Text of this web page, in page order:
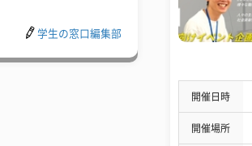
学生の窓口編集部
開催日時
開催場所